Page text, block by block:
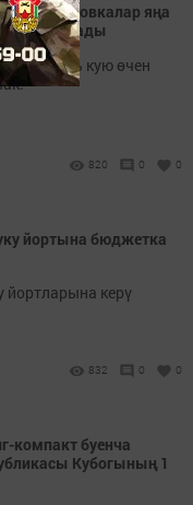
парковкалар яңа
башлады
кую өчен
820 0 0
йортына бюджетка
йортларына керү
832 0 0
компакт буенча
Кубогының 1